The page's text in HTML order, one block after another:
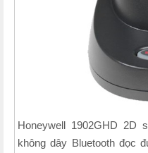
Honeywell 1902GHD 2D
không dây Bluetooth đọc